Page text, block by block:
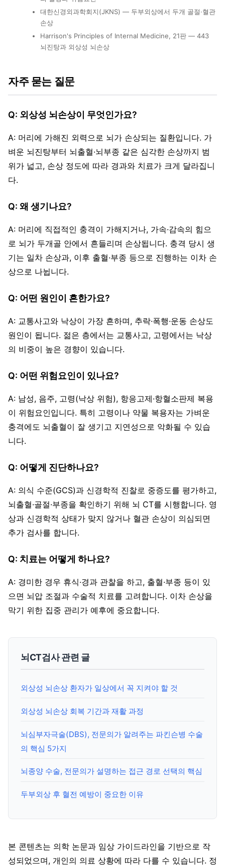
대한신경외과학회지(JKNS) — 두부외상에서 두개 골절·혈관
손상
Harrison's Principles of Internal Medicine, 21판 — 443
뇌진탕과 외상성 뇌손상
자주 묻는 질문
Q: 외상성 뇌손상이 무엇인가요?
A: 머리에 가해진 외력으로 뇌가 손상되는 질환입니다. 가
벼운 뇌진탕부터 뇌출혈·뇌부종 같은 심각한 손상까지 범
위가 넓고, 손상 정도에 따라 경과와 치료가 크게 달라집니
다.
Q: 왜 생기나요?
A: 머리에 직접적인 충격이 가해지거나, 가속·감속의 힘으
로 뇌가 두개골 안에서 흔들리며 손상됩니다. 충격 당시 생
기는 일차 손상과, 이후 출혈·부종 등으로 진행하는 이차 손
상으로 나뉩니다.
Q: 어떤 원인이 흔한가요?
A: 교통사고와 낙상이 가장 흔하며, 추락·폭행·운동 손상도
원인이 됩니다. 젊은 층에서는 교통사고, 고령에서는 낙상
의 비중이 높은 경향이 있습니다.
Q: 어떤 위험요인이 있나요?
A: 남성, 음주, 고령(낙상 위험), 항응고제·항혈소판제 복용
이 위험요인입니다. 특히 고령이나 약물 복용자는 가벼운
충격에도 뇌출혈이 잘 생기고 지연성으로 악화될 수 있습
니다.
Q: 어떻게 진단하나요?
A: 의식 수준(GCS)과 신경학적 진찰로 중증도를 평가하고,
뇌출혈·골절·부종을 확인하기 위해 뇌 CT를 시행합니다. 영
상과 신경학적 상태가 맞지 않거나 혈관 손상이 의심되면
추가 검사를 합니다.
Q: 치료는 어떻게 하나요?
A: 경미한 경우 휴식·경과 관찰을 하고, 출혈·부종 등이 있
으면 뇌압 조절과 수술적 치료를 고려합니다. 이차 손상을
막기 위한 집중 관리가 예후에 중요합니다.
뇌CT검사 관련 글
외상성 뇌손상 환자가 일상에서 꼭 지켜야 할 것
외상성 뇌손상 회복 기간과 재활 과정
뇌심부자극술(DBS), 전문의가 알려주는 파킨슨병 수술
의 핵심 5가지
뇌종양 수술, 전문의가 설명하는 접근 경로 선택의 핵심
두부외상 후 혈전 예방이 중요한 이유
본 콘텐츠는 의학 논문과 임상 가이드라인을 기반으로 작
성되었으며, 개인의 의료 상황에 따라 다를 수 있습니다. 정